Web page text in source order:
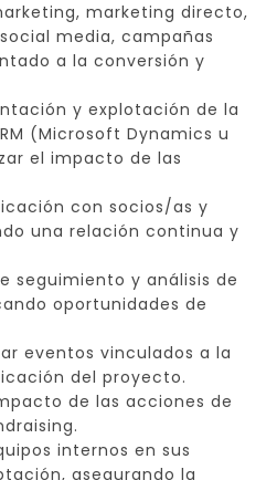
marketing directo,
media, campañas
a la conversión y
y explotación de la
(Microsoft Dynamics u
el impacto de las
con socios/as y
una relación continua y
seguimiento y análisis de
oportunidades de
eventos vinculados a la
del proyecto.
de las acciones de
internos en sus
asegurando la